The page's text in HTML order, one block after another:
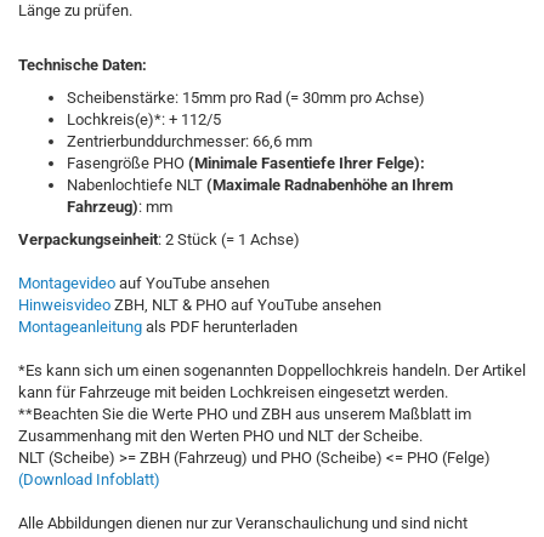
Länge zu prüfen.
Technische Daten:
Scheibenstärke: 15mm pro Rad (= 30mm pro Achse)
Lochkreis(e)*: + 112/5
Zentrierbunddurchmesser: 66,6 mm
Fasengröße PHO (Minimale Fasentiefe Ihrer Felge):
Nabenlochtiefe NLT (Maximale Radnabenhöhe an Ihrem
Fahrzeug): mm
Verpackungseinheit: 2 Stück (= 1 Achse)
Montagevideo auf YouTube ansehen
Hinweisvideo ZBH, NLT & PHO auf YouTube ansehen
Montageanleitung als PDF herunterladen
*Es kann sich um einen sogenannten Doppellochkreis handeln. Der Artikel
kann für Fahrzeuge mit beiden Lochkreisen eingesetzt werden.
**Beachten Sie die Werte PHO und ZBH aus unserem Maßblatt im
Zusammenhang mit den Werten PHO und NLT der Scheibe.
NLT (Scheibe) >= ZBH (Fahrzeug) und PHO (Scheibe) <= PHO (Felge)
(Download Infoblatt)
Alle Abbildungen dienen nur zur Veranschaulichung und sind nicht